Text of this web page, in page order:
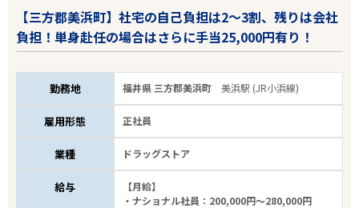
【三方郡美浜町】社宅の自己負担は2～3割、残りは会社
負担！単身赴任の場合はさらに手当25,000円有り！
勤務地 福井県 三方郡美浜町美浜駅 (JR小浜線)
雇用形態 正社員
業種 ドラッグストア
給与
【月給】
・ナショナル社員：200,000円～280,000円